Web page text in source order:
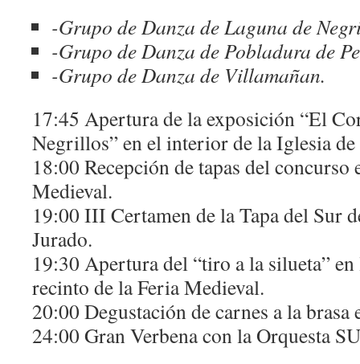
-Grupo de Danza de Laguna de
-Grupo de Danza de Pobladura de
-Grupo de Danza de Villamañan.
17:45 Apertura de la exposición “El
Negrillos” en el interior de la Iglesia de
18:00 Recepción de tapas del
Medieval.
19:00 III Certamen de la Tapa del Sur
Jurado.
19:30 Apertura del “tiro a la silueta”
recinto de la Feria Medieval.
20:00 Degustación de carnes a la
24:00 Gran Verbena con la Orquesta